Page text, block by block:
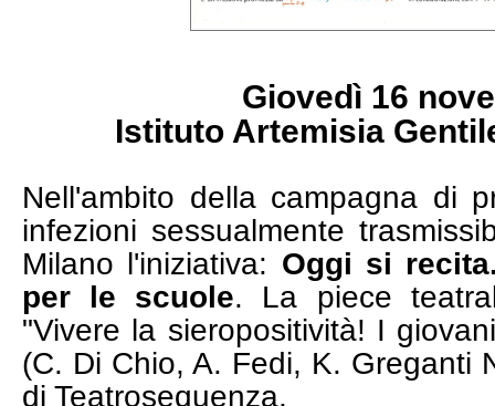
Giovedì 16
Istituto Artemisia
Nell'ambito della campagna di
infezioni sessualmente
Milano l'iniziativa: Oggi si
per le scuole. La piece
"Vivere la sieropositività! I
(C. Di Chio, A. Fedi, K. Greganti
di Teatrosequenza.